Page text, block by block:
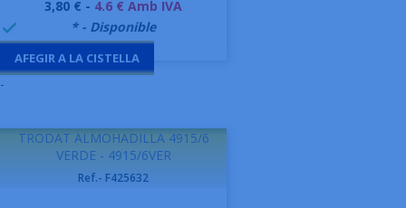
Preu
3,80 € - 4.6 € Amb IVA
 * - Disponible
AFEGIR A LA CISTELLA
-
TRODAT ALMOHADILLA 4915/6
VERDE - 4915/6VER
Ref.- F425632